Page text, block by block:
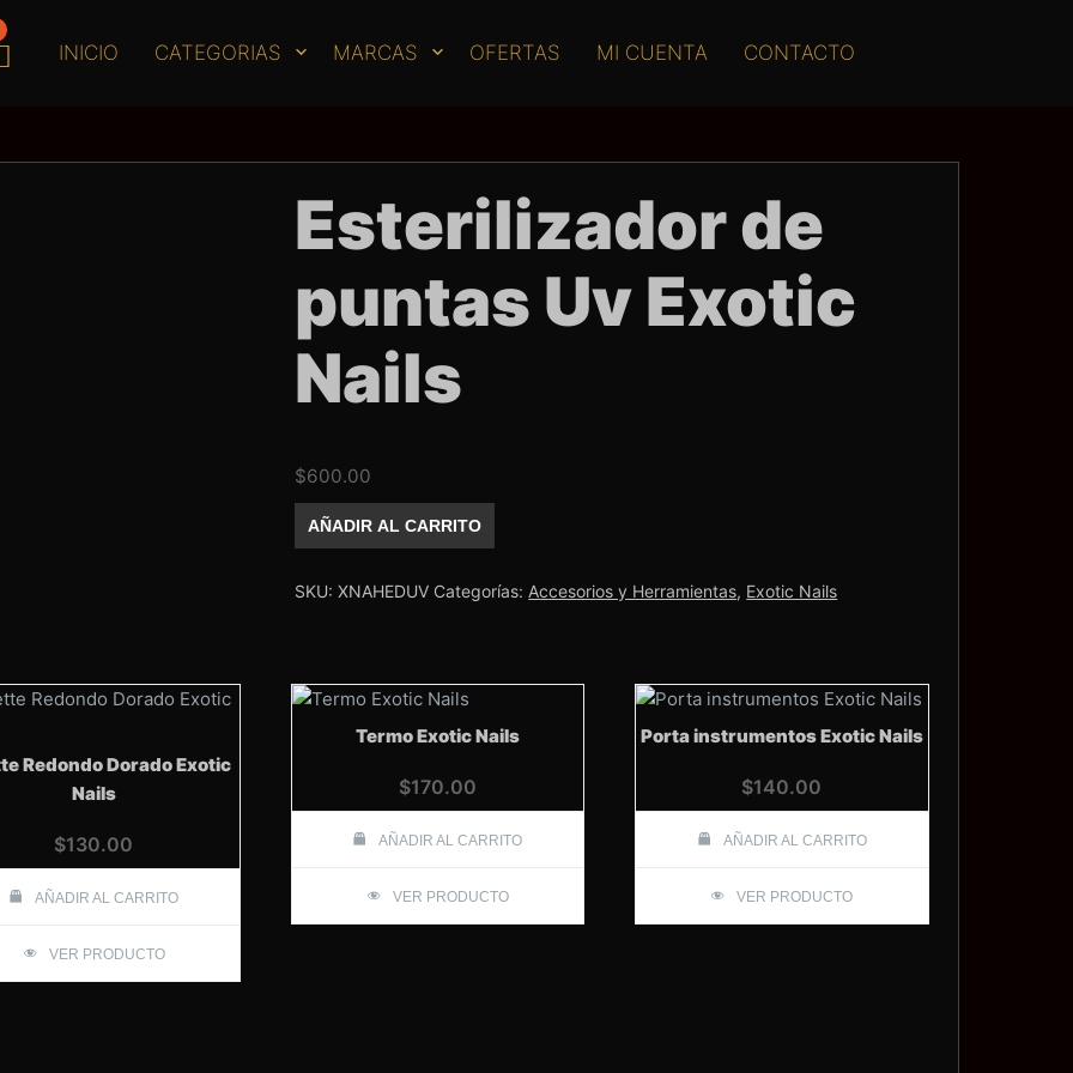
INICIO CATEGORIAS MARCAS OFERTAS MI CUENTA CONTACTO
Esterilizador de
puntas Uv Exotic
Nails
$600.00
de
puntas
Exotic
AÑADIR AL CARRITO
SKU:XNAHEDUV Categorías: Accesorios y Herramientas, Exotic Nails
Redondo Dorado Exotic
Nails
$130.00
AÑADIR AL CARRITO
VER PRODUCTO
Termo Exotic Nails
$170.00
AÑADIR AL CARRITO
VER PRODUCTO
Porta instrumentos Exotic Nails
$140.00
AÑADIR AL CARRITO
VER PRODUCTO